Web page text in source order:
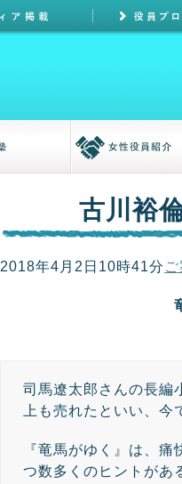
古川裕
2018年4月2日10時41分
司馬遼太郎さんの長編
上も売れたといい、
『竜馬がゆく』は、
つ数多くのヒントがあ